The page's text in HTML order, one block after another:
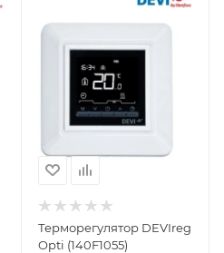
Терморегулятор DEVIreg
Opti (140F1055)